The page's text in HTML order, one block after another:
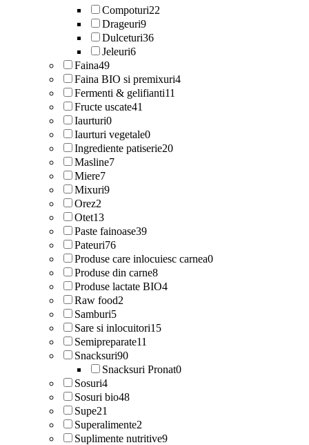
Compoturi22
Drageuri9
Dulceturi36
Jeleuri6
Faina49
Faina BIO si premixuri4
Fermenti & gelifianti11
Fructe uscate41
Iaurturi0
Iaurturi vegetale0
Ingrediente patiserie20
Masline7
Miere7
Mixuri9
Orez2
Otet13
Paste fainoase39
Pateuri76
Produse care inlocuiesc carnea0
Produse din carne8
Produse lactate BIO4
Raw food2
Samburi5
Sare si inlocuitori15
Semipreparate11
Snacksuri90
Snacksuri Pronat0
Sosuri4
Sosuri bio48
Supe21
Superalimente2
Suplimente nutritive9